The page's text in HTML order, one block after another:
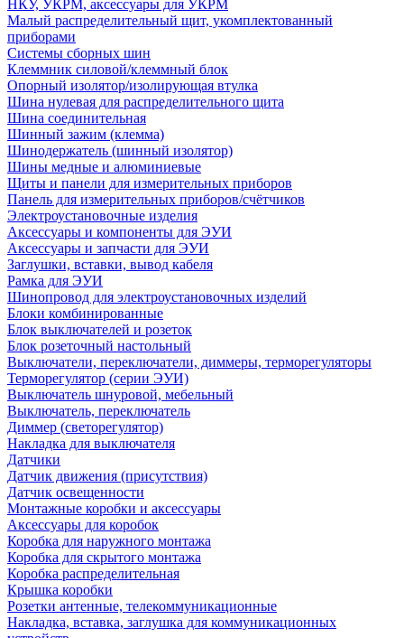
НКУ, УКРМ, аксессуары для УКРМ
Малый распределительный щит, укомплектованный
приборами
Системы сборных шин
Клеммник силовой/клеммный блок
Опорный изолятор/изолирующая втулка
Шина нулевая для распределительного щита
Шина соединительная
Шинный зажим (клемма)
Шинодержатель (шинный изолятор)
Шины медные и алюминиевые
Щиты и панели для измерительных приборов
Панель для измерительных приборов/счётчиков
Электроустановочные изделия
Аксессуары и компоненты для ЭУИ
Аксессуары и запчасти для ЭУИ
Заглушки, вставки, вывод кабеля
Рамка для ЭУИ
Шинопровод для электроустановочных изделий
Блоки комбинированные
Блок выключателей и розеток
Блок розеточный настольный
Выключатели, переключатели, диммеры, терморегуляторы
Терморегулятор (серии ЭУИ)
Выключатель шнуровой, мебельный
Выключатель, переключатель
Диммер (светорегулятор)
Накладка для выключателя
Датчики
Датчик движения (присутствия)
Датчик освещенности
Монтажные коробки и аксессуары
Аксессуары для коробок
Коробка для наружного монтажа
Коробка для скрытого монтажа
Коробка распределительная
Крышка коробки
Розетки антенные, телекоммуникационные
Накладка, вставка, заглушка для коммуникационных